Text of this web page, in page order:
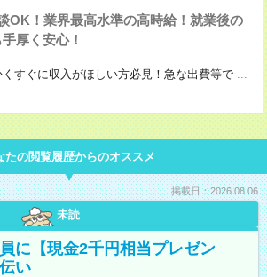
OK！業界最高水準の高時給！就業後の
厚く安心！
すぐに収入がほしい方必見！急な出費等で ...
たの閲覧履歴からのオススメ
掲載日：2026.08.06
未読
に【現金2千円相当プレゼン
い